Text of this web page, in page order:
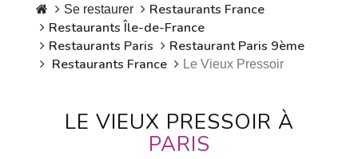
Se restaurer
Restaurants France
Restaurants Île-de-France
Restaurants Paris
Restaurant Paris 9ème
Restaurants France
Le Vieux Pressoir
LE VIEUX PRESSOIR À
PARIS